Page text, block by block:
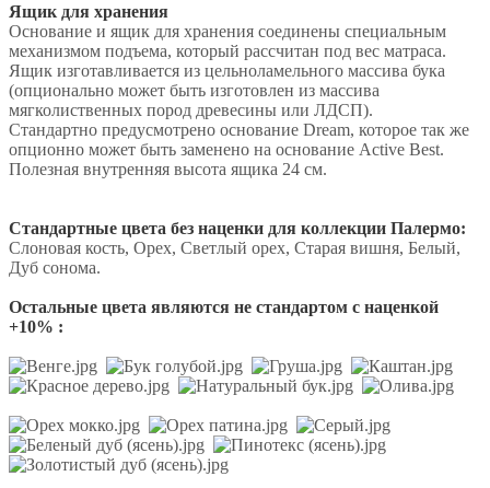
Ящик для хранения
Основание и ящик для хранения соединены специальным
механизмом подъема, который рассчитан под вес матраса.
Ящик изготавливается из цельноламельного массива бука
(опционально может быть изготовлен из массива
мягколиственных пород древесины или ЛДСП).
Стандартно предусмотрено основание Dream, которое так же
опционно может быть заменено на основание Active Best.
Полезная внутренняя высота ящика 24 см.
Стандартные цвета без наценки для коллекции Палермо:
Слоновая кость, Орех, Светлый орех, Старая вишня, Белый,
Дуб сонома.
Остальные цвета являются не стандартом с наценкой
+10% :